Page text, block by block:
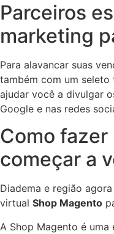
Parceiros
marketing
Para alavancar suas
também com um
ajudar você a divulgar
Google e nas redes
Como
começar a
Diadema e região
virtual Shop Magento
A Shop Magento é